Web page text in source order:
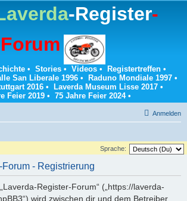
-Register-
Forum
• Stories• Videos• Registertreffen•
San Liberale 1996• Raduno Mondiale 1997•
2016 • Laverda Museum Lisse 2017 •
Feier 2019 • 75 Jahre Feier 2024•
Anmelden
Sprache:
- Registrierung
Register-Forum“ („https://laverda-
wird zwischen dir und dem Betreiber